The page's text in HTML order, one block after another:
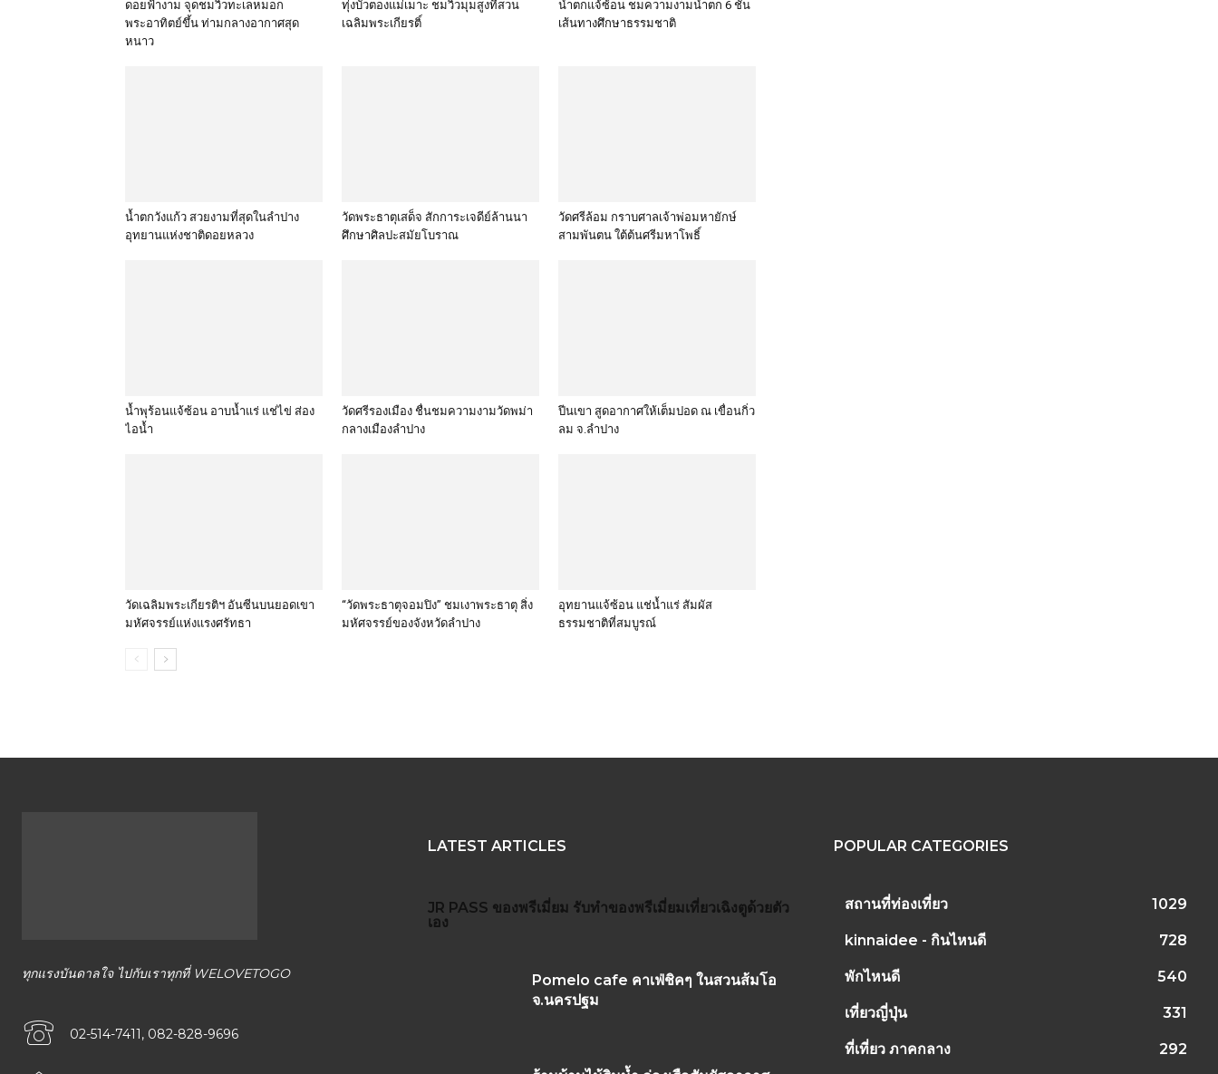
ดอยฟ้างาม จุดชมวิวทะเลหมอก
พระอาทิตย์ขึ้น ท่ามกลางอากาศสุด
หนาว
ทุ่งบัวตองแม่เมาะ ชมวิวมุมสูงที่สวน
เฉลิมพระเกียรติ์
น้ำตกแจ้ซ้อน ชมความงามน้ำตก 6 ชั้น
เส้นทางศึกษาธรรมชาติ
น้ำตกวังแก้ว สวยงามที่สุดในลำปาง
อุทยานแห่งชาติดอยหลวง
วัดพระธาตุเสด็จ สักการะเจดีย์ล้านนา
ศึกษาศิลปะสมัยโบราณ
วัดศรีล้อม กราบศาลเจ้าพ่อมหายักษ์
สามพันตน ใต้ต้นศรีมหาโพธิ์
น้ำพุร้อนแจ้ซ้อน อาบน้ำแร่ แช่ไข่ ส่อง
ไอน้ำ
วัดศรีรองเมือง ชื่นชมความงามวัดพม่า
กลางเมืองลำปาง
ปีนเขา สูดอากาศให้เต็มปอด ณ เขื่อนกิ่ว
ลม จ.ลำปาง
วัดเฉลิมพระเกียรติฯ อันซีนบนยอดเขา
มหัศจรรย์แห่งแรงศรัทธา
“วัดพระธาตุจอมปิง” ชมเงาพระธาตุ สิ่ง
มหัศจรรย์ของจังหวัดลำปาง
อุทยานแจ้ซ้อน แช่น้ำแร่ สัมผัส
ธรรมชาติที่สมบูรณ์
ทุกแรงบันดาลใจ ไปกับเราทุกที่ WELOVETOGO
02-514-7411, 082-828-9696
LATEST ARTICLES
JR PASS ของพรีเมี่ยม รับทำของพรีเมี่ยมเที่ยวเฉิงตูด้วยตัว
เอง
Pomelo cafe คาเฟ่ชิคๆ ในสวนส้มโอ
จ.นครปฐม
POPULAR CATEGORIES
สถานที่ท่องเที่ยว 1029
kinnaidee - กินไหนดี 728
พักไหนดี 540
เที่ยวญี่ปุ่น 331
ที่เที่ยว ภาคกลาง 292